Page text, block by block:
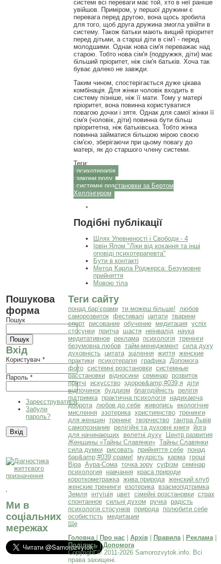
системі всі переваги має той, хто в неї раніше
увійшов. Приміром, у першої дружини є
перевага перед другою, вона щось зробила
для того, щоб друга дружина змогла увійти в
систему. Також батьки мають вищий пріоритет
перед дітьми, а старші діти в сім'ї - перед
молодшими. Однак нова сім'я переважає над
старою. Тобто нова сім'я (подружжя, діти) має
більший пріоритет, ніж сім'я батьків. Хоча так
буває далеко не завжди.
Таким чином, спостерігається дуже цікава
комбінація. Для жінки чоловік входить в
систему пізніше, ніж її мати. Тому у матері
пріоритет, вона повинна користуватися
повагою дочки і зятя. Однак для самої жінки її
сім'я (чоловік, діти) повинна бути більш
пріоритетна, ніж батьківська. Тобто жінка
повинна займатися більшою мірою своєю
сім'єю, зберігаючи при цьому повагу до
матері, як до старшого члену системи.
Теги:
психотерапія
закони роду
системні розстановки за Бертом
Хеллінгером
Подібні публікації
Шлях Упевненості і Свободи - 4
Ірвін Ялом "Ліки від кохання та інші
оповіді психотерапевта"
Бути в контакті
Метод Карла Роджерса: Безумовне
прийняття
Мовою тіла
Пошукова
форма
Пошук
Вхід
Користувач*
Пароль*
Зареєструватися
Забули
пароль?
Ми в
соціальних
мережах
Теги сайту
понад бар’єрами ти можеш більше!
любов
саморозвиток фестивалі цитати тварини
спорт
рисование обучение медитация успіх
стосунки
притча щастя неінвалід
наука
медитативное
реклама психологія тренінги
безумовна любов тайм-менеджмент сила духу
духовність
цитата зцілення життя женские
практики
психотерапія графика
Допомога
фото системні розстановки системные
расстановки
відносини семинар
розвиток
притчі
искусство здоров&amp;#039;я
діти
відпочинок буддизм благодійність
релігія
підтримка
практична психологія
надихаюча
доброта
любов до себе живопись екологічне
мислення эзотерика християнство тренинги
для женщин тренинг творчество тантра Львів
самопознание
релігійні та духовні книги
йога
для начинающих
велетні духу
Центр развития
Женщины «Тайны Славянки» Тайны Славянки
сила думки
рисовать прийняття себе
понад
бар&amp;#039;єрами!
мудрість карма
гроші
Віра Аура-Сома точка зору суфізм семінар
психология
навчання
краса природи
короткометражка жива природа женский клуб
женские тренинги езотерика
взаємопідтримка
Земля
інтуїція цвет сімейні розстановки страх
спонтанное сильні духом ручка
радість
психологія стосунків
природа
полюбити себе
особистість
медитации
Ще
Головна| Про нас| Архів| Правила| Реклама|
Поділись|Допомога
Copyright © 2011-2026 Samorozvytok.info. Всі
права захищені.